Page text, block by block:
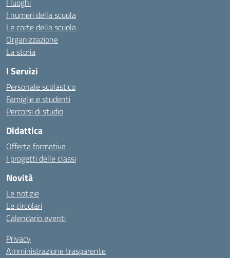
I luoghi
I numeri della scuola
Le carte della scuola
Organizzazione
La storia
I Servizi
Personale scolastico
Famiglie e studenti
Percorsi di studio
Didattica
Offerta formativa
I progetti delle classi
Novità
Le notizie
Le circolari
Calendario eventi
Privacy
Amministrazione trasparente